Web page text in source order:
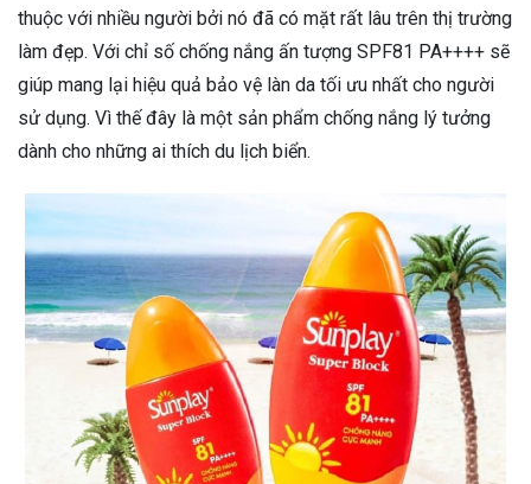
thuộc với nhiều người bởi nó đã có mặt rất lâu trên thị trường
làm đẹp. Với chỉ số chống nắng ấn tượng SPF81 PA++++ sẽ
giúp mang lại hiệu quả bảo vệ làn da tối ưu nhất cho người
sử dụng. Vì thế đây là một sản phẩm chống nắng lý tưởng
dành cho những ai thích du lịch biển.